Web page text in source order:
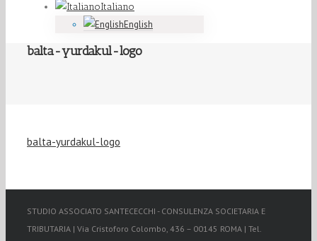
Italiano
English
balta-yurdakul-logo
balta-yurdakul-logo
STUDIO ASSOCIATO SANTECECCHI - CONSULENZA SOCIETARIA E
TRIBUTARIA | Via Cristoforo Colombo, 436 – 00145 ROMA | Tel.